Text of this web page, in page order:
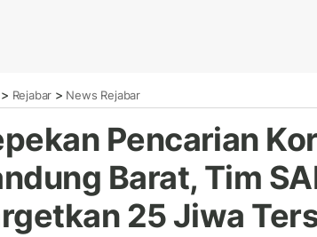
> Rejabar > News Rejabar
Pencarian
Barat, Tim
25 Jiwa